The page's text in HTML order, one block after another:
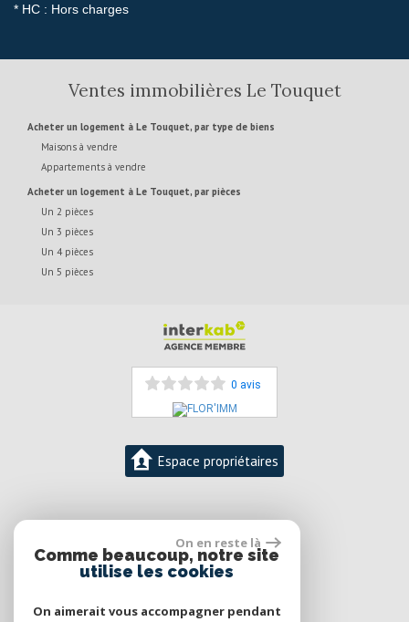
* HC : Hors charges
Ventes immobilières Le Touquet
Acheter un logement à Le Touquet, par type de biens
Maisons à vendre
Appartements à vendre
Acheter un logement à Le Touquet, par pièces
Un 2 pièces
Un 3 pièces
Un 4 pièces
Un 5 pièces
0 avis
Espace propriétaires
Florence DESMIDT-DUFOUR
contact@florimm.com
On en reste là
Comme beaucoup, notre site
utilise les cookies
On aimerait vous accompagner pendant